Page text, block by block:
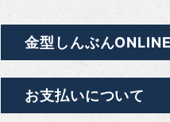
金型しんぶん
お支払いについて